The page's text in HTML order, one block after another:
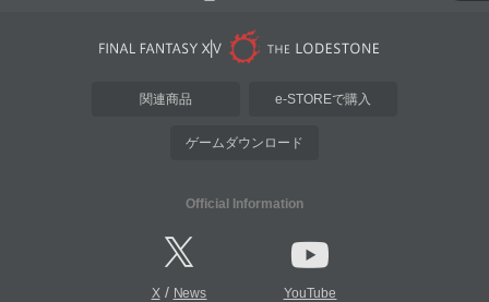
関連商品 e-STOREで購入
ゲームダウンロード
Official Information
X/ News YouTube